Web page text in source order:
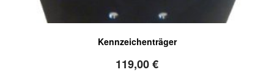
Kennzeichenträger
119,00€